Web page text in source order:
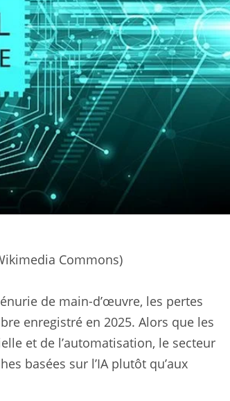
Commons)
de main-d’œuvre, les pertes
enregistré en 2025. Alors que les
et de l’automatisation, le secteur
basées sur l’IA plutôt qu’aux